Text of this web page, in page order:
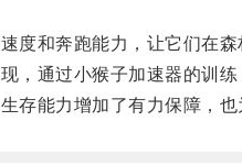
和奔跑能力，让它们在森
通过小猴子加速器的训练
能力增加了有力保障，也